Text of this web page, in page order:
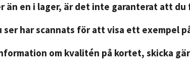
än en i lager, är det inte garanterat att
har scannats för att visa ett exempel
om kvalitén på kortet, skicka